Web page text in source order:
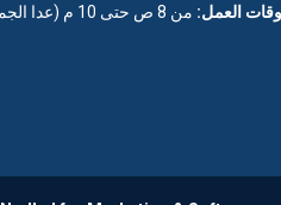
العمل: من 8 ص حتى 10 م (عدا الجمعة)